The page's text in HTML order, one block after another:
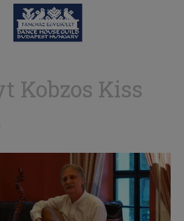
Kobzos Kiss